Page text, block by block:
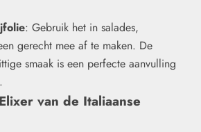
: Gebruik het in salades,
gerecht mee af te maken. De
smaak is een perfecte aanvulling
van de Italiaanse